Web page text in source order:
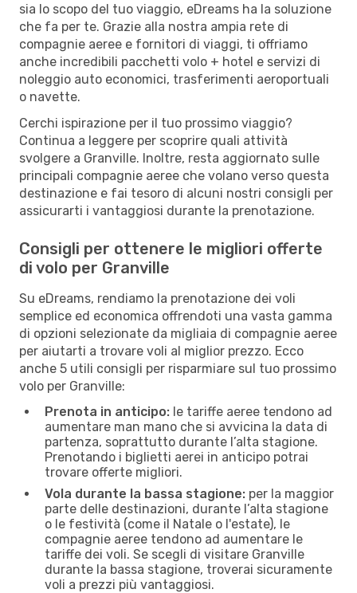
sia lo scopo del tuo viaggio, eDreams ha la soluzione
che fa per te. Grazie alla nostra ampia rete di
compagnie aeree e fornitori di viaggi, ti offriamo
anche incredibili pacchetti volo + hotel e servizi di
noleggio auto economici, trasferimenti aeroportuali
o navette.
Cerchi ispirazione per il tuo prossimo viaggio?
Continua a leggere per scoprire quali attività
svolgere a Granville. Inoltre, resta aggiornato sulle
principali compagnie aeree che volano verso questa
destinazione e fai tesoro di alcuni nostri consigli per
assicurarti i vantaggiosi durante la prenotazione.
Consigli per ottenere le migliori offerte
di volo per Granville
Su eDreams, rendiamo la prenotazione dei voli
semplice ed economica offrendoti una vasta gamma
di opzioni selezionate da migliaia di compagnie aeree
per aiutarti a trovare voli al miglior prezzo. Ecco
anche 5 utili consigli per risparmiare sul tuo prossimo
volo per Granville:
Prenota in anticipo: le tariffe aeree tendono ad
aumentare man mano che si avvicina la data di
partenza, soprattutto durante l’alta stagione.
Prenotando i biglietti aerei in anticipo potrai
trovare offerte migliori.
Vola durante la bassa stagione: per la maggior
parte delle destinazioni, durante l’alta stagione
o le festività (come il Natale o l'estate), le
compagnie aeree tendono ad aumentare le
tariffe dei voli. Se scegli di visitare Granville
durante la bassa stagione, troverai sicuramente
voli a prezzi più vantaggiosi.